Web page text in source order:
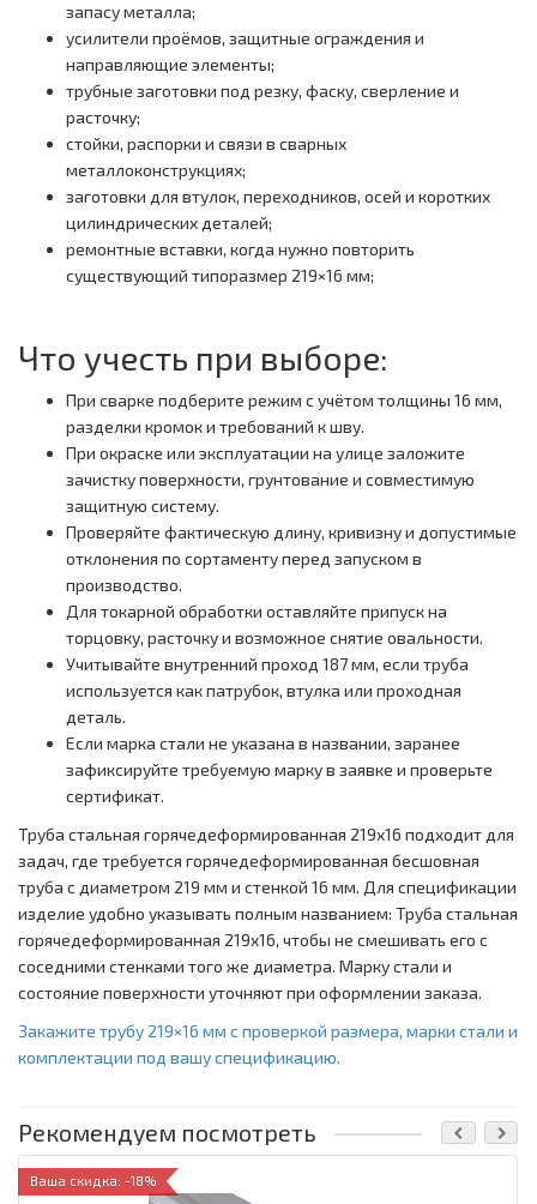
запасу металла;
усилители проёмов, защитные ограждения и
направляющие элементы;
трубные заготовки под резку, фаску, сверление и
расточку;
стойки, распорки и связи в сварных
металлоконструкциях;
заготовки для втулок, переходников, осей и коротких
цилиндрических деталей;
ремонтные вставки, когда нужно повторить
существующий типоразмер 219×16 мм;
Что учесть при выборе:
При сварке подберите режим с учётом толщины 16 мм,
разделки кромок и требований к шву.
При окраске или эксплуатации на улице заложите
зачистку поверхности, грунтование и совместимую
защитную систему.
Проверяйте фактическую длину, кривизну и допустимые
отклонения по сортаменту перед запуском в
производство.
Для токарной обработки оставляйте припуск на
торцовку, расточку и возможное снятие овальности.
Учитывайте внутренний проход 187 мм, если труба
используется как патрубок, втулка или проходная
деталь.
Если марка стали не указана в названии, заранее
зафиксируйте требуемую марку в заявке и проверьте
сертификат.
Труба стальная горячедеформированная 219x16 подходит для
задач, где требуется горячедеформированная бесшовная
труба с диаметром 219 мм и стенкой 16 мм. Для спецификации
изделие удобно указывать полным названием: Труба стальная
горячедеформированная 219x16, чтобы не смешивать его с
соседними стенками того же диаметра. Марку стали и
состояние поверхности уточняют при оформлении заказа.
Закажите трубу 219×16 мм с проверкой размера, марки стали и
комплектации под вашу спецификацию.
Рекомендуем посмотреть
Ваша скидка: -18%